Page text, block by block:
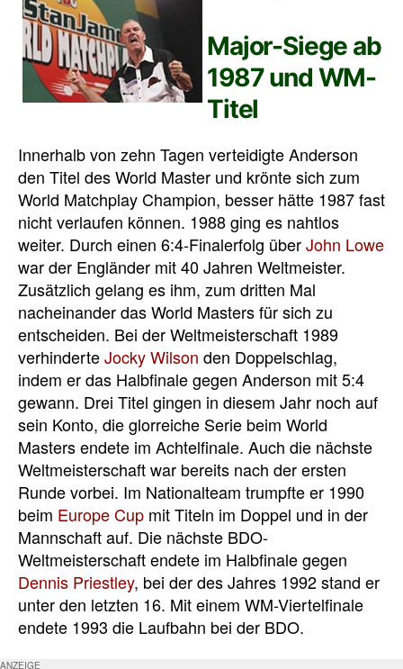
Major-Siege ab
1987 und WM-
Titel
Innerhalb von zehn Tagen verteidigte Anderson
den Titel des World Master und krönte sich zum
World Matchplay Champion, besser hätte 1987 fast
nicht verlaufen können. 1988 ging es nahtlos
weiter. Durch einen 6:4-Finalerfolg überJohn Lowe
war der Engländer mit 40 Jahren Weltmeister.
Zusätzlich gelang es ihm, zum dritten Mal
nacheinander das World Masters für sich zu
entscheiden. Bei der Weltmeisterschaft 1989
verhinderteJocky Wilson den Doppelschlag,
indem er das Halbfinale gegen Anderson mit 5:4
gewann. Drei Titel gingen in diesem Jahr noch auf
sein Konto, die glorreiche Serie beim World
Masters endete im Achtelfinale. Auch die nächste
Weltmeisterschaft war bereits nach der ersten
Runde vorbei. Im Nationalteam trumpfte er 1990
beim Europe Cup mit Titeln im Doppel und in der
Mannschaft auf. Die nächste BDO-
Weltmeisterschaft endete im Halbfinale gegen
Dennis Priestley, bei der des Jahres 1992 stand er
unter den letzten 16. Mit einem WM-Viertelfinale
endete 1993 die Laufbahn bei der BDO.